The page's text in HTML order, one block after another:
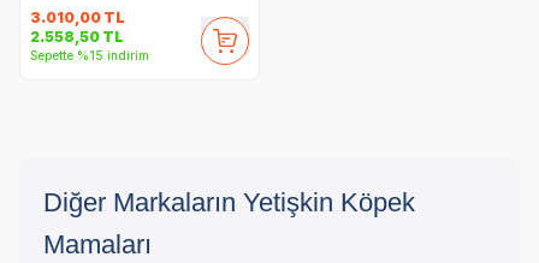
3.010,00 TL
2.558,50 TL
Sepette %15 indirim
Diğer Markaların Yetişkin Köpek
Mamaları